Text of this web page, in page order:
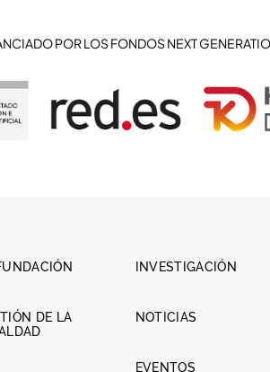
POR LOS FONDOS NEXT
DE LA
INVESTIGACIÓN
NOTICIAS
EVENTOS